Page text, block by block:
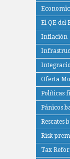
Economic
El QE del
Inflación
Oferta
Políticas
Pánicos
Rescates
Risk
Tax